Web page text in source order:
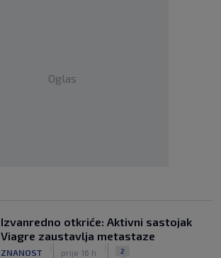
Oglas
Izvanredno otkriće: Aktivni sastojak
Viagre zaustavlja metastaze
ZNANOST prije 16 h 2